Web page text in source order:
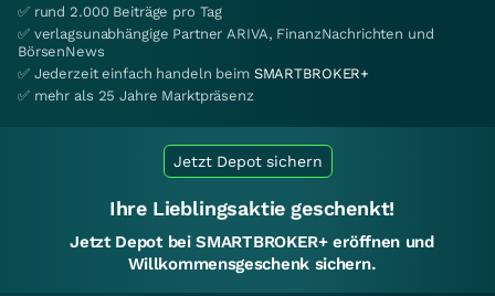
✅ rund 2.000 Beiträge pro Tag
✅ verlagsunabhängige Partner ARIVA, FinanzNachrichten und
BörsenNews
✅ Jederzeit einfach handeln beim SMARTBROKER+
✅ mehr als 25 Jahre Marktpräsenz
Jetzt Depot sichern
Ihre Lieblingsaktie geschenkt!
Jetzt Depot bei SMARTBROKER+ eröffnen und
Willkommensgeschenk sichern.